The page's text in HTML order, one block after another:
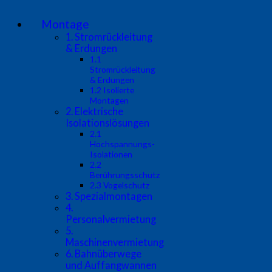
Montage
1. Stromrückleitung
& Erdungen
1.1
Stromrückleitung
& Erdungen
1.2 Isolierte
Montagen
2. Elektrische
Isolationslösungen
2.1
Hochspannungs-
Isolationen
2.2
Berührungsschutz
2.3 Vogelschutz
3. Spezialmontagen
4.
Personalvermietung
5.
Maschinenvermietung
6. Bahnüberwege
und Auffangwannen